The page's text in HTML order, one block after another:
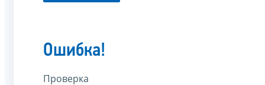
Ошибка!
Проверка